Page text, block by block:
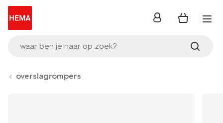
waar ben je naar op zoek?
inloggen
overslagrompers